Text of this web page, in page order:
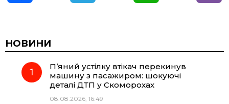
c
e e t
НОВИНИ
П’яний устілку втікач перекинув
машину з пасажиром: шокуючі
деталі ДТП у Скоморохах
08.08.2026, 16:49